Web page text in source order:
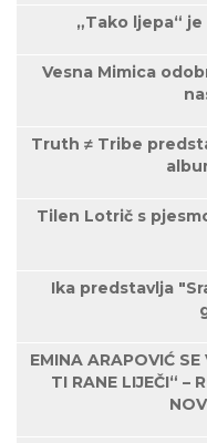
„Tako ljepa“
Vesna Mimica
Truth ≠ Tribe
Tilen Lotrič s
Ika predstavlja
EMINA ARAPOVIĆ
TI RANE LIJEČI“ –